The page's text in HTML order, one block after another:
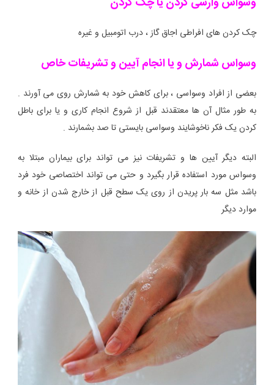
چک کردن های افراطی اجاق گاز ، درب اتومبیل و غیره
وسواس شمارش و یا انجام آیین و تشریفات خاص
بعضی از افراد وسواسی ، برای کاهش خود به شمارش روی می آورند .
به طور مثال آن ها معتقدند قبل از شروع انجام کاری و یا برای باطل
کردن یک فکر ناخوشایند وسواسی بایستی تا صد بشمارند .
البته دیگر آیین ها و تشریفات نیز می تواند برای بیماران مبتلا به
وسواس مورد استفاده قرار بگیرد و حتی می تواند اختصاصی خود فرد
باشد مثل سه بار پریدن از روی یک سطح قبل از خارج شدن از خانه و
موارد دیگر